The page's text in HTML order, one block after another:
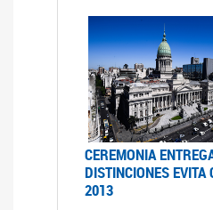
CEREMONIA
DISTINCIONES EVITA
2013